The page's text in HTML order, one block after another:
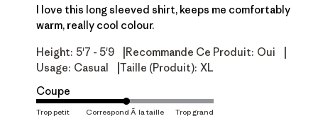
I love this long sleeved shirt, keeps me comfortably
warm, really cool colour.
Height: 5'7 - 5'9 Recommande Ce Produit: Oui
Usage: Casual Taille (produit): XL
Coupe